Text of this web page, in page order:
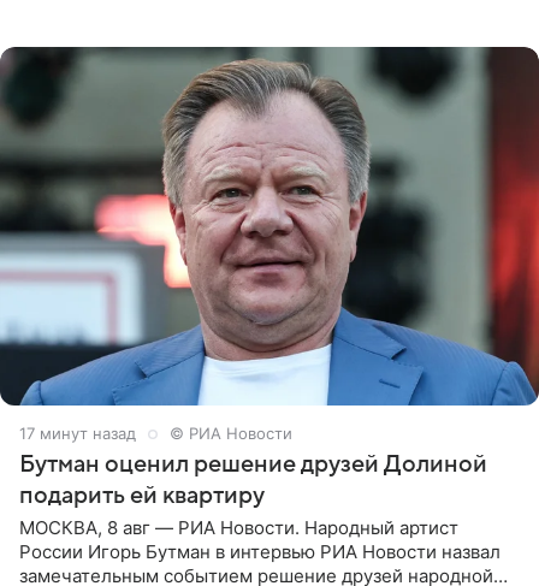
17 минут назад © РИА Новости
Бутман оценил решение друзей Долиной
подарить ей квартиру
МОСКВА, 8 авг — РИА Новости. Народный артист
России Игорь Бутман в интервью РИА Новости назвал
замечательным событием решение друзей народной